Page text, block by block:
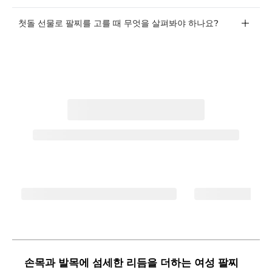
첫돌 선물로 팔찌를 고를 때 무엇을 살펴봐야 하나요?
손목과 발목에 섬세한 리듬을 더하는 여성 팔찌